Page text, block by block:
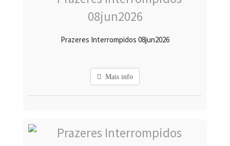
Prazeres Interrompidos 08jun2026
Mais info